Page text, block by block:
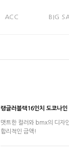
ACC BIG
랭글러블랙16인치 도쿄나
맷트한 컬러와 bmx의 디자
합리적인 금액!